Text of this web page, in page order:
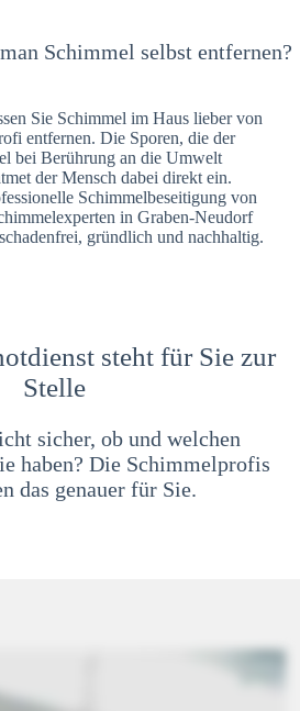
Schimmel selbst entfernen?
Sie Schimmel im Haus lieber von
entfernen. Die Sporen, die der
bei Berührung an die Umwelt
der Mensch dabei direkt ein.
Schimmelbeseitigung von
in Graben-Neudorf
gründlich und nachhaltig.
steht für Sie zur
Stelle
sicher, ob und welchen
haben? Die Schimmelprofis
das genauer für Sie.